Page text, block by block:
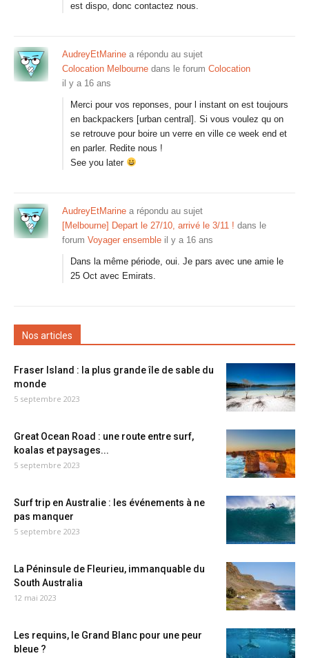
est dispo, donc contactez nous.
AudreyEtMarine a répondu au sujet
Colocation Melbourne dans le forum Colocation
il y a 16 ans
Merci pour vos reponses, pour l instant on est toujours
en backpackers [urban central]. Si vous voulez qu on
se retrouve pour boire un verre en ville ce week end et
en parler. Redite nous !
See you later
AudreyEtMarine a répondu au sujet
[Melbourne] Depart le 27/10, arrivé le 3/11 ! dans le
forum Voyager ensemble il y a 16 ans
Dans la même période, oui. Je pars avec une amie le
25 Oct avec Emirats.
Nos articles
Fraser Island : la plus grande île de sable du
monde
5 septembre 2023
Great Ocean Road : une route entre surf,
koalas et paysages...
5 septembre 2023
Surf trip en Australie : les événements à ne
pas manquer
5 septembre 2023
La Péninsule de Fleurieu, immanquable du
South Australia
12 mai 2023
Les requins, le Grand Blanc pour une peur
bleue ?